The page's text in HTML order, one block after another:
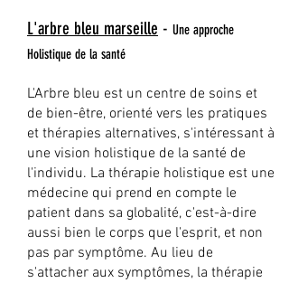
L'arbre bleu marseille - Une approche
Holistique de la santé
L'Arbre bleu est un centre de soins et
de bien-être, orienté vers les pratiques
et thérapies alternatives, s'intéressant à
une vision holistique de la santé de
l'individu. La thérapie holistique est une
médecine qui prend en compte le
patient dans sa globalité, c'est-à-dire
aussi bien le corps que l'esprit, et non
pas par symptôme. Au lieu de
s'attacher aux symptômes, la thérapie